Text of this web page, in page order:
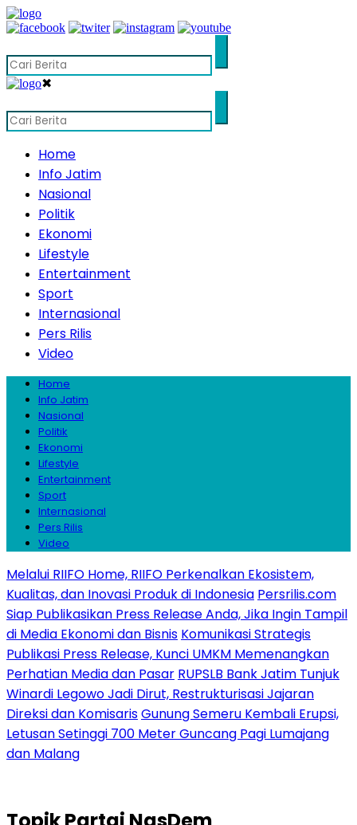
✖
Home
Info Jatim
Nasional
Politik
Ekonomi
Lifestyle
Entertainment
Sport
Internasional
Pers Rilis
Video
Home
Info Jatim
Nasional
Politik
Ekonomi
Lifestyle
Entertainment
Sport
Internasional
Pers Rilis
Video
Melalui RIIFO Home, RIIFO Perkenalkan Ekosistem,
Kualitas, dan Inovasi Produk di Indonesia Persrilis.com
Siap Publikasikan Press Release Anda, Jika Ingin Tampil
di Media Ekonomi dan Bisnis Komunikasi Strategis
Publikasi Press Release, Kunci UMKM Memenangkan
Perhatian Media dan Pasar RUPSLB Bank Jatim Tunjuk
Winardi Legowo Jadi Dirut, Restrukturisasi Jajaran
Direksi dan KomisarisGunung Semeru Kembali Erupsi,
Letusan Setinggi 700 Meter Guncang Pagi Lumajang
dan Malang